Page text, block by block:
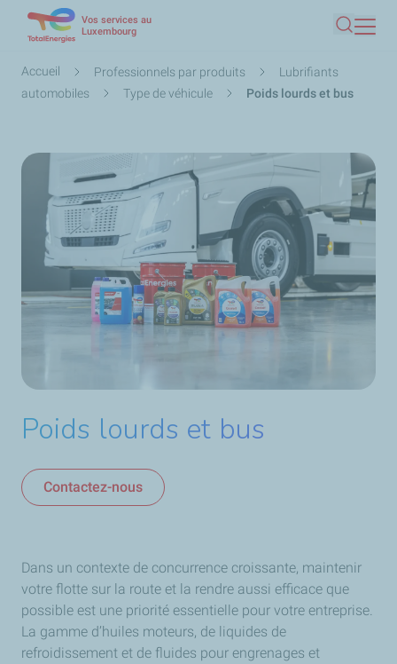
contenu
principal
Vos services au
Luxembourg
Fil
d'Ariane
Accueil Professionnels par produits
Lubrifiants
automobiles
Type de véhicule Poids lourds et bus
Poids lourds et bus
Contactez-nous
Dans un contexte de concurrence croissante, maintenir
votre flotte sur la route et la rendre aussi efficace que
possible est une priorité essentielle pour votre entreprise.
La gamme d’huiles moteurs, de liquides de
refroidissement et de fluides pour engrenages et